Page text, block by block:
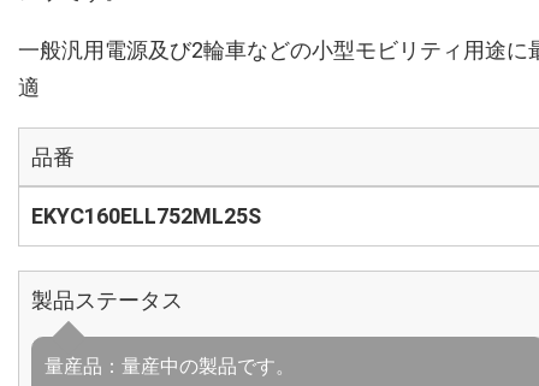
一般汎用電源及び2輪車などの小型モビリティ用途に
適
品番
EKYC160ELL752ML25S
製品ステータス
量産品：量産中の製品です。